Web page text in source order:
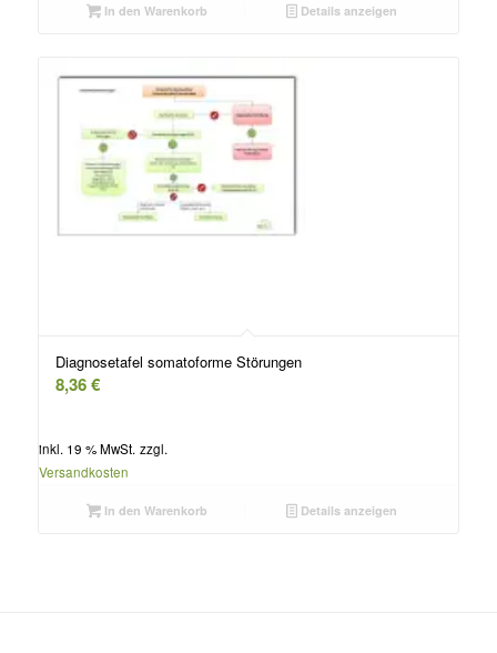
In den Warenkorb Details anzeigen
Diagnosetafel somatoforme Störungen
8,36€
inkl. 19 % MwSt. zzgl.
Versandkosten
In den Warenkorb Details anzeigen